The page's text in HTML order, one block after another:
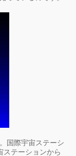
国際宇宙ステーシ
ステーションから